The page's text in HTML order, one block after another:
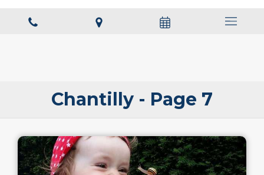
Chantilly - Page 7